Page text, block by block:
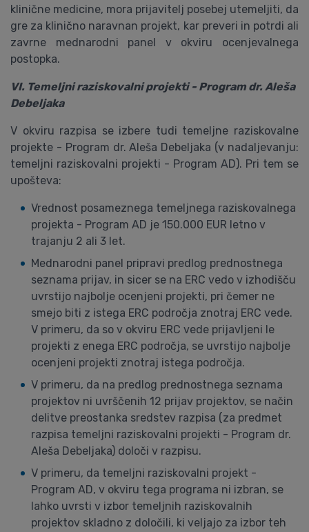
klinične medicine, mora prijavitelj posebej utemeljiti, da
gre za klinično naravnan projekt, kar preveri in potrdi ali
zavrne mednarodni panel v okviru ocenjevalnega
postopka.
VI. Temeljni raziskovalni projekti - Program dr. Aleša
Debeljaka
V okviru razpisa se izbere tudi temeljne raziskovalne
projekte - Program dr. Aleša Debeljaka (v nadaljevanju:
temeljni raziskovalni projekti - Program AD). Pri tem se
upošteva:
Vrednost posameznega temeljnega raziskovalnega
projekta - Program AD je 150.000 EUR letno v
trajanju 2 ali 3 let.
Mednarodni panel pripravi predlog prednostnega
seznama prijav, in sicer se na ERC vedo v izhodišču
uvrstijo najbolje ocenjeni projekti, pri čemer ne
smejo biti z istega ERC področja znotraj ERC vede.
V primeru, da so v okviru ERC vede prijavljeni le
projekti z enega ERC področja, se uvrstijo najbolje
ocenjeni projekti znotraj istega področja.
V primeru, da na predlog prednostnega seznama
projektov ni uvrščenih 12 prijav projektov, se način
delitve preostanka sredstev razpisa (za predmet
razpisa temeljni raziskovalni projekti - Program dr.
Aleša Debeljaka) določi v razpisu.
V primeru, da temeljni raziskovalni projekt -
Program AD, v okviru tega programa ni izbran, se
lahko uvrsti v izbor temeljnih raziskovalnih
projektov skladno z določili, ki veljajo za izbor teh